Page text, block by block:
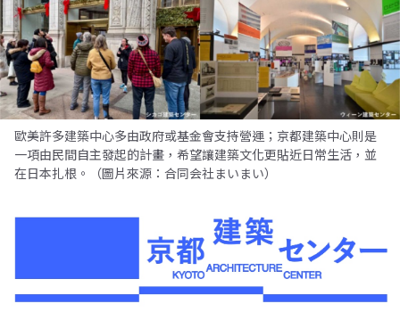
歐美許多建築中心多由政府或基金會支持營運；京都建築中心則是
一項由民間自主發起的計畫，希望讓建築文化更貼近日常生活，並
在日本扎根。（圖片來源：合同会社まいまい）